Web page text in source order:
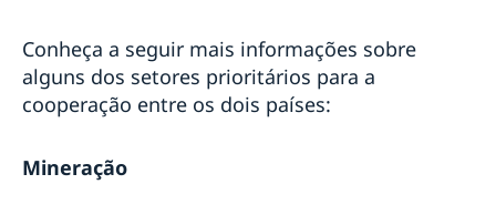
Mostra de Cinema Europeu 2019
Bazar Europeu 2019
Pré-Embarque Suécia 2019
#KanelBullensDag Rio de Janeiro
Semanas de Inovação 2018
Conheça a seguir mais informações sobre
alguns dos setores prioritários para a
cooperação entre os dois países:
Mineração